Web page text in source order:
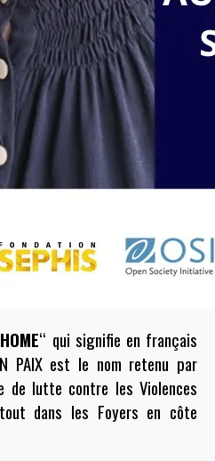
‘‘ qui signifie en français
PAIX est le nom retenu par
de lutte contre les Violences
dans les Foyers en côte